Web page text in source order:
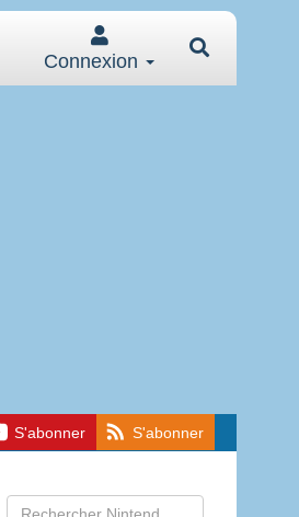
Connexion
S'abonner S'abonner